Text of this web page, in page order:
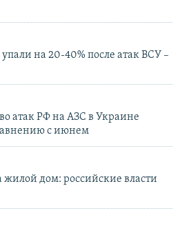
на 20-40% после атак ВСУ –
атак РФ на АЗС в Украине
с июнем
жилой дом: российские власти